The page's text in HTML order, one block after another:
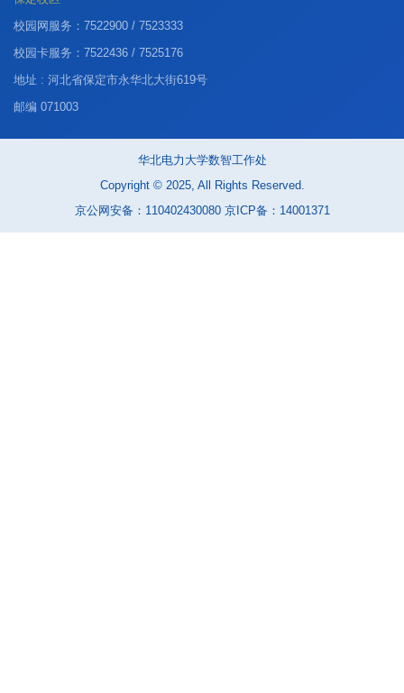
校园网服务：7522900 / 7523333
校园卡服务：7522436 / 7525176
地址 : 河北省保定市永华北大街619号
邮编 071003
华北电力大学数智工作处
Copyright © 2025, All Rights Reserved.
京公网安备：110402430080 京ICP备：14001371